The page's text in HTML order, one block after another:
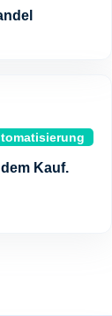
Kauf.